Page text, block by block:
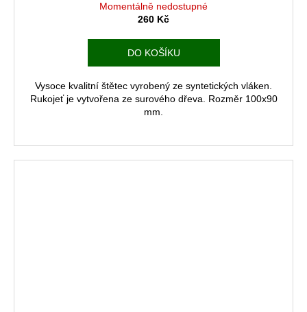
Momentálně nedostupné
260 Kč
DO KOŠÍKU
Vysoce kvalitní štětec vyrobený ze syntetických vláken.
Rukojeť je vytvořena ze surového dřeva. Rozměr 100x90
mm.